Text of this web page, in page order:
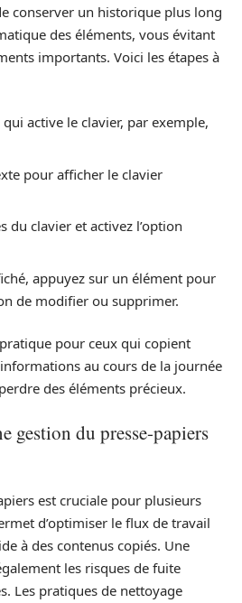
conserver un historique plus long
des éléments, vous évitant
importants. Voici les étapes à
active le clavier, par exemple,
pour afficher le clavier
du clavier et activez l’option
appuyez sur un élément pour
de modifier ou supprimer.
pour ceux qui copient
au cours de la journée
des éléments précieux.
gestion du presse-papiers
est cruciale pour plusieurs
d’optimiser le flux de travail
à des contenus copiés. Une
les risques de fuite
Les pratiques de nettoyage